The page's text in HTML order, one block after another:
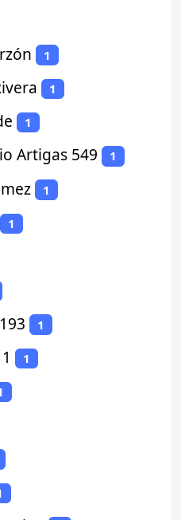
1
1
1
Artigas 549 1
1
1
1
1